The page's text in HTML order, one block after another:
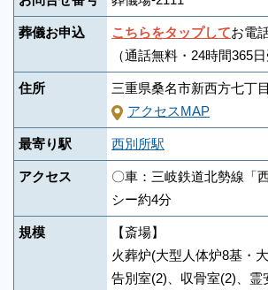
葬儀お申込 こちらをタップしてお電
（通話無料・24時間365日
住所
三重県桑名市新西方七丁
アクセスMAP
最寄り駅 西別所駅
アクセス
〇車：三岐鉄道北勢線「
シー約4分
規模
【斎場】
火葬炉(大型人体炉8基・
告別室(2)、収骨室(2)、霊